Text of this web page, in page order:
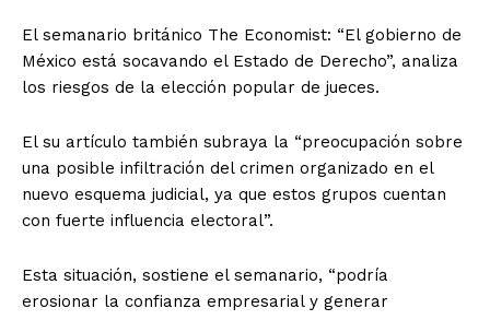
El semanario británico The Economist: “El gobierno de
México está socavando el Estado de Derecho”, analiza
los riesgos de la elección popular de jueces.
El su artículo también subraya la “preocupación sobre
una posible infiltración del crimen organizado en el
nuevo esquema judicial, ya que estos grupos cuentan
con fuerte influencia electoral”.
Esta situación, sostiene el semanario, “podría
erosionar la confianza empresarial y generar